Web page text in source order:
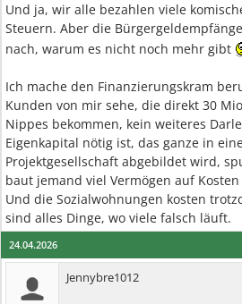
Und ja, wir alle bezahlen viele
Steuern. Aber die
nach, warum es nicht noch mehr gibt
Ich mache den Finanzierungskram
Kunden von mir sehe, die direkt 30
Nippes bekommen, kein weiteres
Eigenkapital nötig ist, das ganze in
Projektgesellschaft abgebildet wird,
baut jemand viel Vermögen auf
Und die Sozialwohnungen kosten
sind alles Dinge, wo viele falsch läuft.
24.04.2026
Jennybre1012